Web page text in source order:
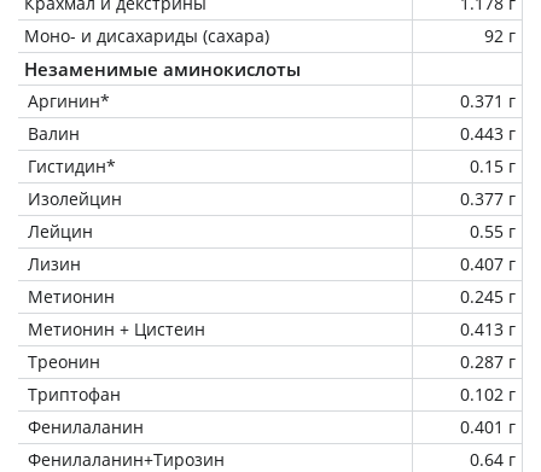
Моно- и дисахариды (сахара)
92 г
Незаменимые аминокислоты
Аргинин*
0.371 г
Валин
0.443 г
Гистидин*
0.15 г
Изолейцин
0.377 г
Лейцин
0.55 г
Лизин
0.407 г
Метионин
0.245 г
Метионин + Цистеин
0.413 г
Треонин
0.287 г
Триптофан
0.102 г
Фенилаланин
0.401 г
Фенилаланин+Тирозин
0.64 г